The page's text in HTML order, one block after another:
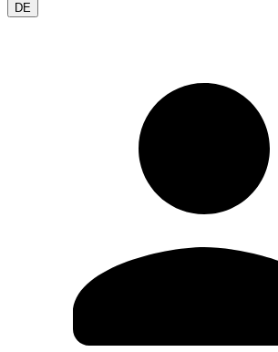
DE